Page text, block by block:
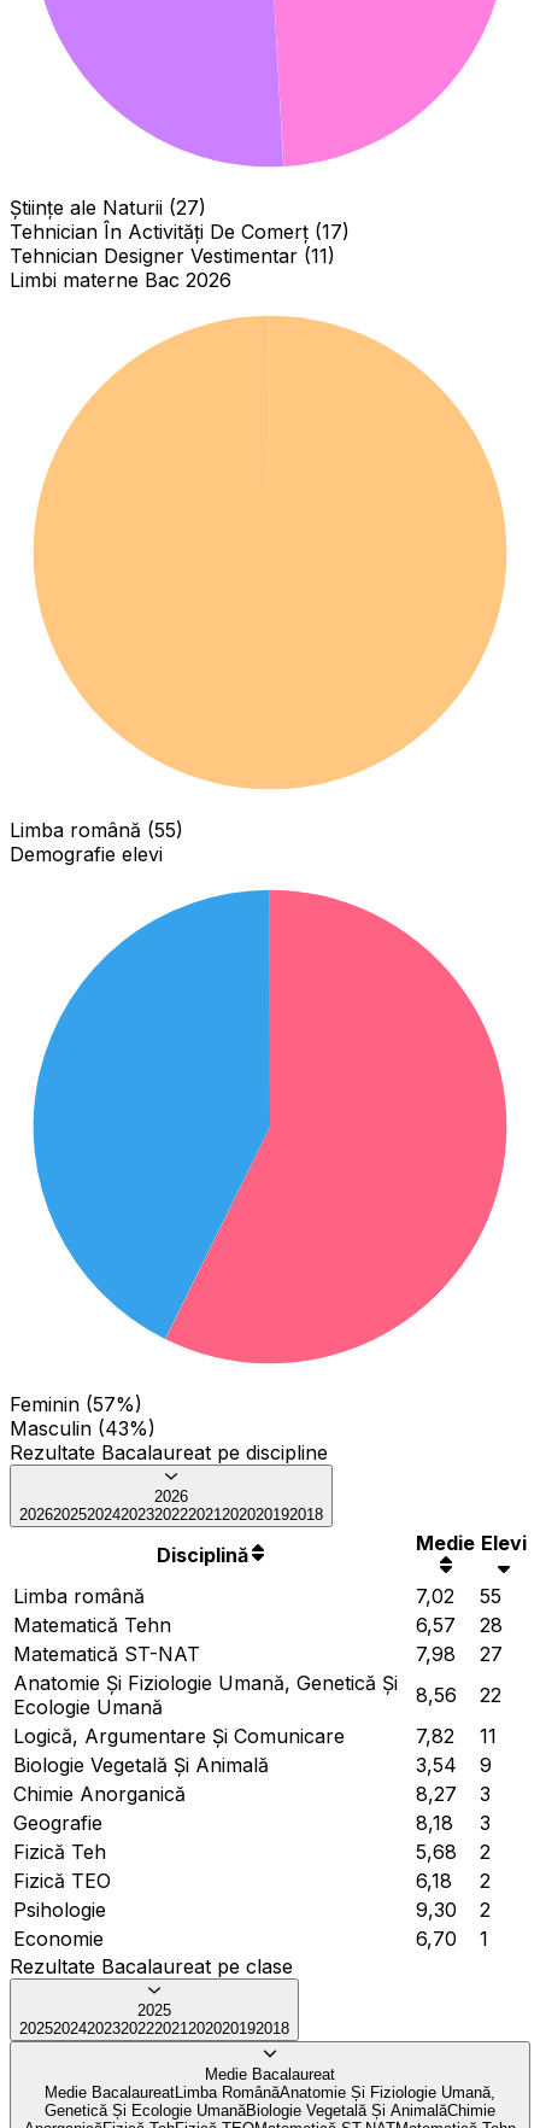
Științe ale Naturii (27)
Tehnician În Activități De Comerț (17)
Tehnician Designer Vestimentar (11)
Limbi materne Bac 2026
Limba română (55)
Demografie elevi
Feminin (57%)
Masculin (43%)
Rezultate Bacalaureat pe discipline
2026
202620252024202320222021 202020192018
Disciplină Medie Elevi
Limba română 7,02
55
Matematică Tehn
6,57
28
Matematică ST-NAT
7,98
27
Anatomie Și Fiziologie Umană, Genetică Și
Ecologie Umană
8,56
22
Logică, Argumentare Și Comunicare
7,82
11
Biologie Vegetală Și Animală
3,54
9
Chimie Anorganică
8,27
3
Geografie
8,18
3
Fizică Teh
5,68
2
Fizică TEO
6,18
2
Psihologie
9,30
2
Economie
6,70
1
Rezultate Bacalaureat pe clase
2025
20252024202320222021202020192018
Medie Bacalaureat
Medie BacalaureatLimba RomânăAnatomie Și Fiziologie Umană,
Genetică Și Ecologie UmanăBiologie Vegetală Și AnimalăChimie